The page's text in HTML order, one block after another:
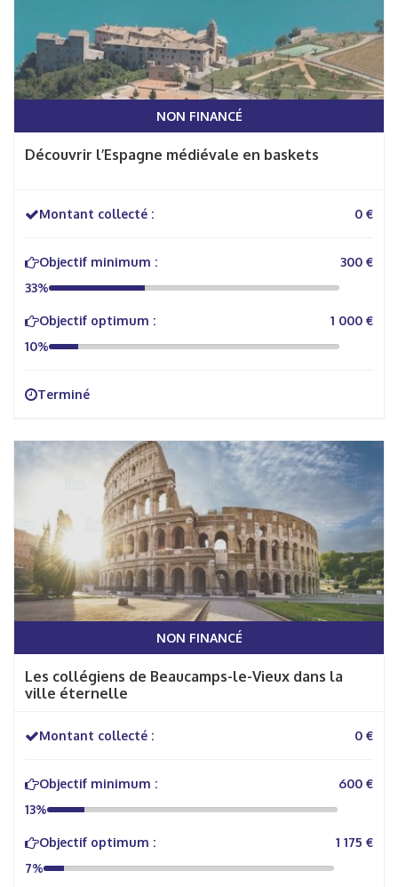
NON FINANCÉ
Découvrir l’Espagne médiévale en baskets
Montant collecté : 0 €
Objectif minimum :
300 €
33%
Objectif optimum :
1 000 €
10%
Terminé
NON FINANCÉ
Les collégiens de Beaucamps-le-Vieux dans la
ville éternelle
Montant collecté : 0 €
Objectif minimum :
600 €
13%
Objectif optimum :
1 175 €
7%